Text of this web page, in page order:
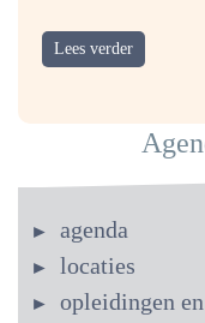
Lees verder
agenda
locaties
opleidingen